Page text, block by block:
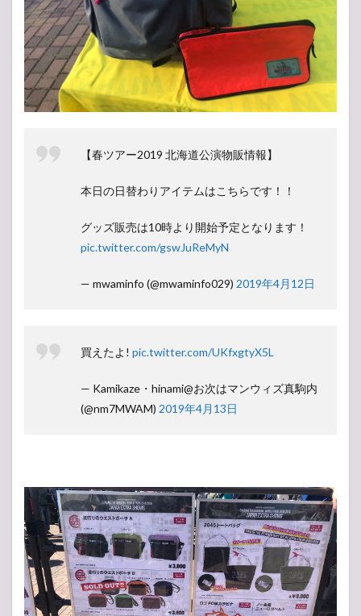
【春ツアー2019 北海道公演物販情報】
本日の日替わりアイテムはこちらです！！
グッズ販売は10時より開始予定となります！
pic.twitter.com/gswJuReMyN
— mwaminfo (@mwaminfo029) 2019年4月12日
買えたよ! pic.twitter.com/UKfxgtyX5L
— Kamikaze・hinami@お次はマンウィズ真駒内
(@nm7MWAM) 2019年4月13日